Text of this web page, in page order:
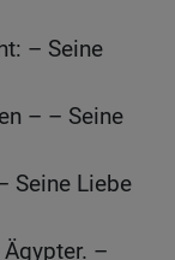
– Seine
– – Seine
Seine Liebe
–